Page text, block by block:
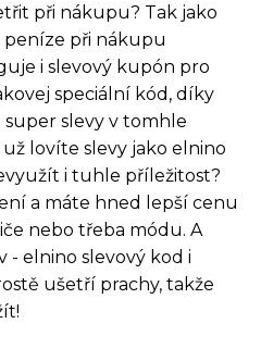
při nákupu? Tak jako
peníze při nákupu
i slevový kupón pro
speciální kód, díky
slevy v tomhle
lovíte slevy jako elnino
i tuhle příležitost?
a máte hned lepší cenu
nebo třeba módu. A
- elnino slevový kod i
ušetří prachy, takže